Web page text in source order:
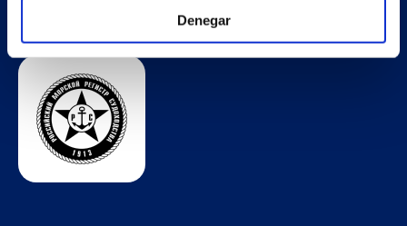
Denegar